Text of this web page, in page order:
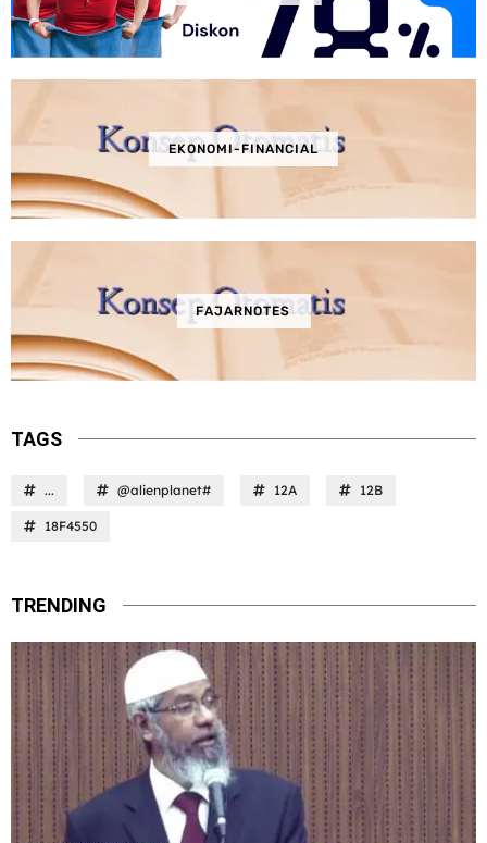
EKONOMI-FINANCIAL
FAJARNOTES
TAGS
... @alienplanet# 12A 12B
18F4550
TRENDING